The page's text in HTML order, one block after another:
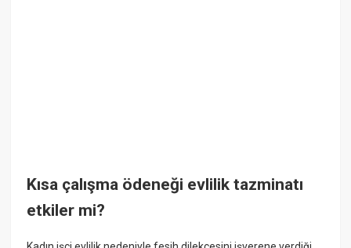
Kısa çalışma ödeneği evlilik tazminatı
etkiler mi?